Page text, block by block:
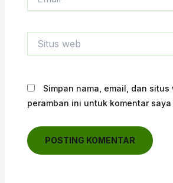
web
Simpan nama, email, dan
peramban ini untuk komentar